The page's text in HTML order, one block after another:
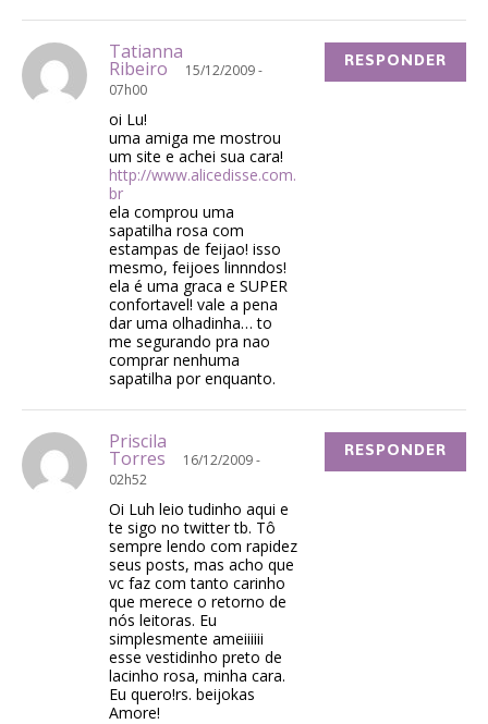
Tatianna
Ribeiro
15/12/2009 -
07h00
oi Lu!
uma amiga me mostrou
um site e achei sua cara!
http://www.alicedisse.com.
br
ela comprou uma
sapatilha rosa com
estampas de feijao! isso
mesmo, feijoes linnndos!
ela é uma graca e SUPER
confortavel! vale a pena
dar uma olhadinha… to
me segurando pra nao
comprar nenhuma
sapatilha por enquanto.
RESPONDER
Priscila
Torres
16/12/2009 -
02h52
Oi Luh leio tudinho aqui e
te sigo no twitter tb. Tô
sempre lendo com rapidez
seus posts, mas acho que
vc faz com tanto carinho
que merece o retorno de
nós leitoras. Eu
simplesmente ameiiiiii
esse vestidinho preto de
lacinho rosa, minha cara.
Eu quero!rs. beijokas
Amore!
RESPONDER